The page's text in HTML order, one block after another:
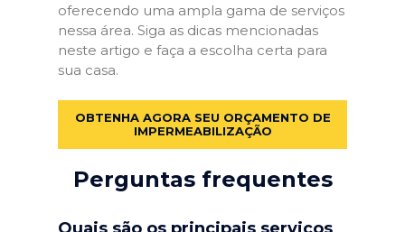
oferecendo uma ampla gama de serviços
nessa área. Siga as dicas mencionadas
neste artigo e faça a escolha certa para
sua casa.
OBTENHA AGORA SEU ORÇAMENTO DE
IMPERMEABILIZAÇÃO
Perguntas frequentes